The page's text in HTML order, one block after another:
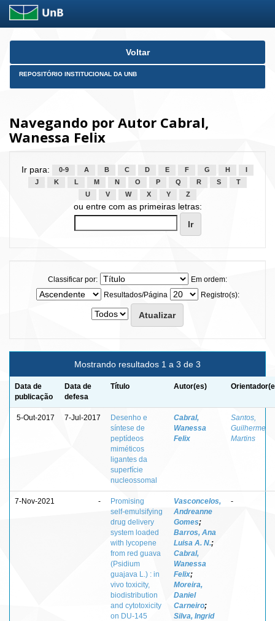
Skip
Voltar
REPOSITÓRIO INSTITUCIONAL DA UNB
Navegando por Autor Cabral,
Wanessa Felix
Ir para: 0-9 A B C D E F G H
J
K L M N O P Q R S
T
U
V W X Y Z
ou entre com as primeiras letras:
Classificar por:
Em ordem:
Resultados/Página
Registro(s):
Mostrando resultados 1 a 3 de 3
Data de
publicação
Data de
defesa
Título Autor(es)
5-Out-2017 7-Jul-2017
Desenho e
síntese de
peptídeos
miméticos
ligantes da
superfície
nucleossomal
Cabral,
Wanessa
Felix
Santos,
Guilherme
Martins
7-Nov-2021 -
Promising
self‑emulsifying
drug delivery
system loaded
with lycopene
from red guava
(Psidium
guajava L.) : in
vivo toxicity,
biodistribution
and cytotoxicity
on DU‑145
Vasconcelos,
Andreanne
Gomes;
Barros, Ana
Luisa A. N.;
Cabral,
Wanessa
Felix;
Moreira,
Daniel
Carneiro;
Silva, Ingrid
-